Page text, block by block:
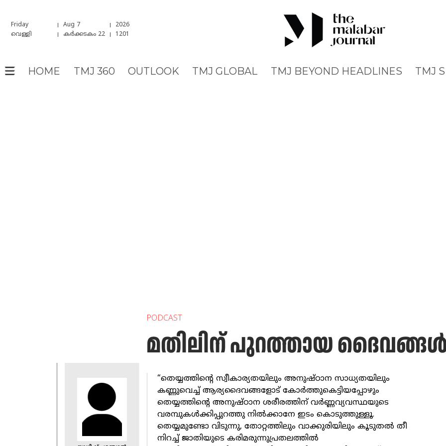
Friday Aug 7
2026
വെള്ളി
കർക്കടകം 22 1201
HOME TMJ 360 OUTLOOK TMJ GLOBAL TMJ BEYOND HEADLINES TMJ
PODCAST
മതിലിന് പുറത്തായ
“തെയ്യത്തിന്‍റെ സ്വീകാര്യതയിലും അനുഷ്ഠാന സാധ്യതയിലും
കണ്ണുവെച്ച്‌ ആര്യദൈവങ്ങളോട് കോർത്തുകെട്ടിയപ്പോഴും
തെയ്യത്തിന്‍റെ അനുഷ്ഠാന ശരീരത്തിന് വർണ്ണവ്യവസ്ഥയുടെ
വരമ്പുകൾക്കിപ്പുറത്തു നിൽക്കാനേ ഇടം കൊടുത്തുള്ളൂ.
തെയ്യമുണ്ടോ വിടുന്നു, തോറ്റത്തിലും വാക്കുരിയിലും കൂടുതൽ തീ
നിറച്ച് ജാതിയുടെ കരിമരുന്നുപ്രതലത്തിൽ